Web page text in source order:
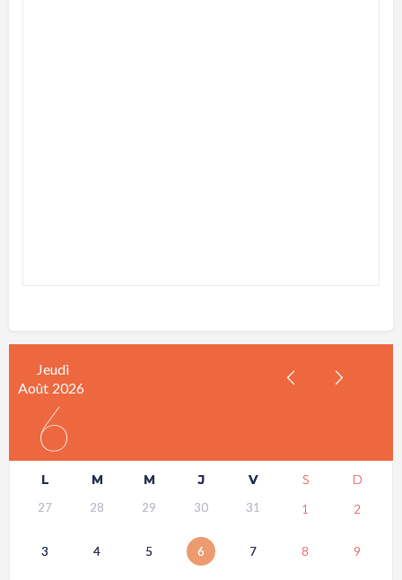
Jeudi
Août 2026
6
L M M J V S D
27 28 29 30 31 1 2
3 4 5 6 7 8 9